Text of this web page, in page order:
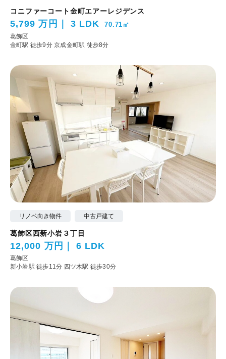
コニファーコート金町エアーレジデンス
5,799 万円 3 LDK 70.71㎡
葛飾区
金町駅 徒歩9分京成金町駅 徒歩8分
リノベ向き物件 中古戸建て
葛飾区西新小岩３丁目
12,000 万円 6 LDK
葛飾区
新小岩駅 徒歩11分 四ツ木駅 徒歩30分